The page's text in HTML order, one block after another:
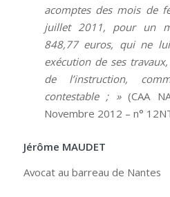
acomptes des mois de
juillet 2011, pour un
848,77 euros, qui ne
exécution de ses
de l’instruction,
contestable ; »(CAA
Novembre 2012 – n°
Jérôme MAUDET
Avocat au barreau de Nantes